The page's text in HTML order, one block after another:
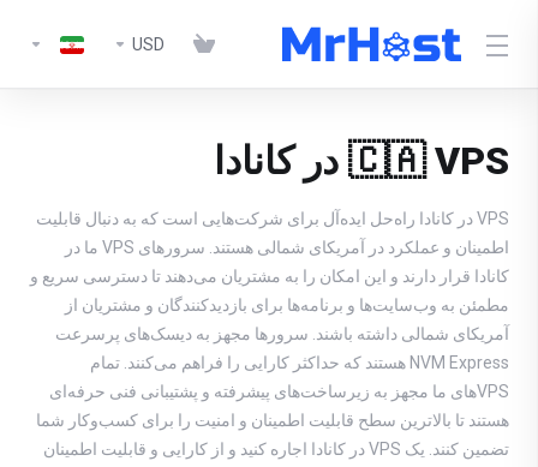
USD
🇨🇦 VPS در کانادا
VPS در کانادا راه‌حل ایده‌آل برای شرکت‌هایی است که به دنبال قابلیت
اطمینان و عملکرد در آمریکای شمالی هستند. سرورهای VPS ما در
کانادا قرار دارند و این امکان را به مشتریان می‌دهند تا دسترسی سریع و
مطمئن به وب‌سایت‌ها و برنامه‌ها برای بازدیدکنندگان و مشتریان از
آمریکای شمالی داشته باشند. سرورها مجهز به دیسک‌های پرسرعت
NVM Express هستند که حداکثر کارایی را فراهم می‌کنند. تمام
VPSهای ما مجهز به زیرساخت‌های پیشرفته و پشتیبانی فنی حرفه‌ای
هستند تا بالاترین سطح قابلیت اطمینان و امنیت را برای کسب‌وکار شما
تضمین کنند. یک VPS در کانادا اجاره کنید و از کارایی و قابلیت اطمینان